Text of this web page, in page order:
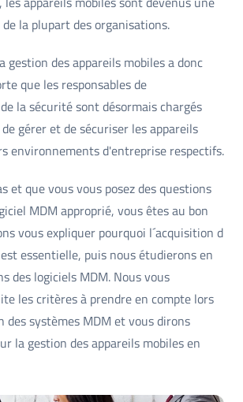
la plupart des organisations.
gestion des appareils mobiles a donc
que les responsables de
la sécurité sont désormais chargés
gérer et de sécuriser les appareils
environnements d'entreprise respectifs.
et que vous vous posez des questions
MDM approprié, vous êtes au bon
vous expliquer pourquoi l´acquisition d
essentielle, puis nous étudierons en
des logiciels MDM. Nous vous
les critères à prendre en compte lors
des systèmes MDM et vous dirons
la gestion des appareils mobiles en